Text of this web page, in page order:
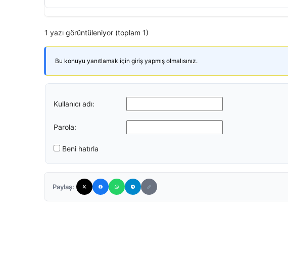
1 yazı görüntüleniyor (toplam 1)
Bu konuyu yanıtlamak için giriş yapmış olmalısınız.
Kullanıcı adı:
Parola:
Beni hatırla
Paylaş: